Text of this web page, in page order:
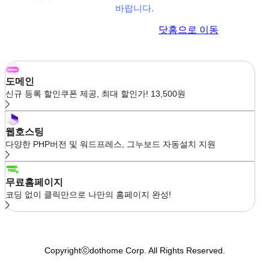
바랍니다.
닷홈으로 이동
도메인
신규 등록 할인쿠폰 제공, 최대 할인가! 13,500원
웹호스팅
다양한 PHP버전 및 워드프레스, 그누보드 자동설치 지원
무료홈페이지
코딩 없이 클릭만으로 나만의 홈페이지 완성!
Copyrightⓒdothome Corp. All Rights Reserved.